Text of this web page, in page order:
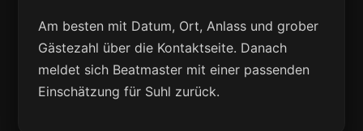
Am besten mit Datum, Ort, Anlass und grober
Gästezahl über die Kontaktseite. Danach
meldet sich Beatmaster mit einer passenden
Einschätzung für Suhl zurück.